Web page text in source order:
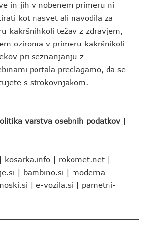
in jih v nobenem primeru ni
kot nasvet ali navodila za
kakršnihkoli težav z zdravjem,
oziroma v primeru kakršnikoli
pri seznanjanju z
portala predlagamo, da se
s strokovnjakom.
varstva osebnih podatkov |
| kosarka.info | rokomet.net |
| bambino.si | moderna-
| e-vozila.si | pametni-